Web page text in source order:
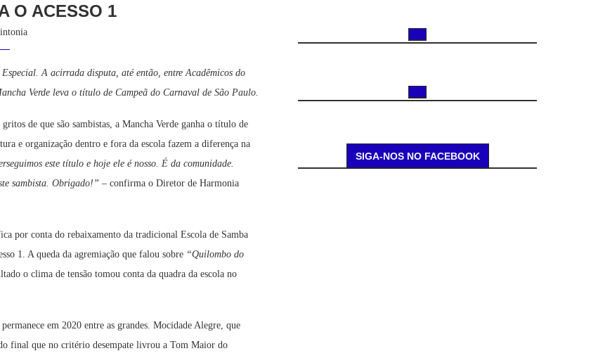
O ACESSO 1
A acirrada disputa, até então, entre Acadêmicos do
Verde leva o título de Campeã do Carnaval de São Paulo.
de que são sambistas, a Mancha Verde ganha o título de
e organização dentro e fora da escola fazem a diferença na
este título e hoje ele é nosso. É da comunidade.
sambista. Obrigado!” – confirma o Diretor de Harmonia
por conta do rebaixamento da tradicional Escola de Samba
1. A queda da agremiação que falou sobre “Quilombo do
o clima de tensão tomou conta da quadra da escola no
em 2020 entre as grandes. Mocidade Alegre, que
final que no critério desempate livrou a Tom Maior do
SIGA-NOS NO FACEBOOK